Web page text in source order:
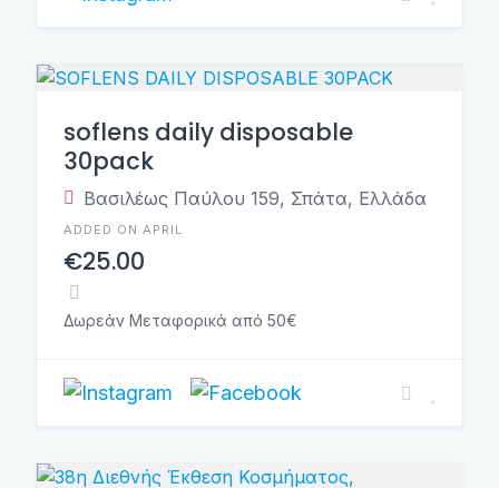
soflens daily disposable
30pack
Βασιλέως Παύλου 159, Σπάτα, Ελλάδα
ADDED ON APRIL
€25.00
Δωρεάν Μεταφορικά από 50€